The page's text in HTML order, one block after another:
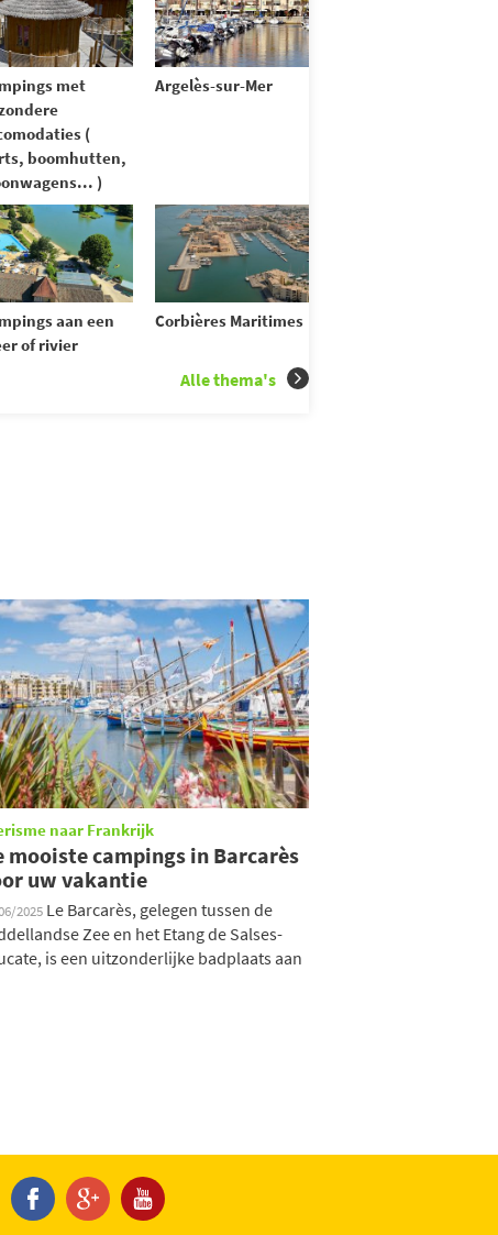
met
(
boomhutten,
)
Argelès-sur-Mer
aan een
of rivier
Corbières Maritimes
Alle thema's
naar Frankrijk
mooiste campings in Barcarès
uw vakantie
2025 Le Barcarès, gelegen tussen de
Zee en het Etang de Salses-
is een uitzonderlijke badplaats aan